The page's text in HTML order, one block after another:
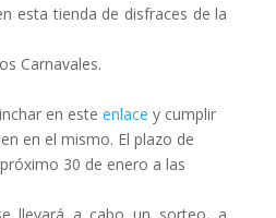
esta tienda de disfraces de la
Carnavales.
en este enlace y cumplir
en el mismo. El plazo de
30 de enero a las